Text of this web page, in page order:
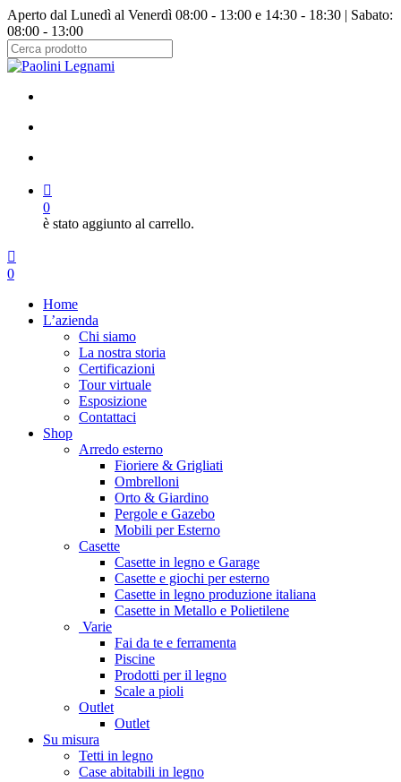
Salta
al
contenuto
principale
Aperto dal Lunedì al Venerdì 08:00 - 13:00 e 14:30 - 18:30 | Sabato:
08:00 - 13:00
Chiudi
0
è stato aggiunto al carrello.
Menu
cerca
account
0
Home
L’azienda
Chi siamo
La nostra storia
Certificazioni
Tour virtuale
Esposizione
Contattaci
Shop
Arredo esterno
Fioriere & Grigliati
Ombrelloni
Orto & Giardino
Pergole e Gazebo
Mobili per Esterno
Casette
Casette in legno e Garage
Casette e giochi per esterno
Casette in legno produzione italiana
Casette in Metallo e Polietilene
Varie
Fai da te e ferramenta
Piscine
Prodotti per il legno
Scale a pioli
Outlet
Outlet
Su misura
Tetti in legno
Case abitabili in legno